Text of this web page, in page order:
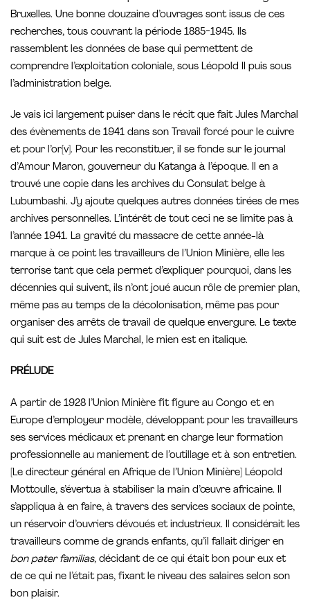
Bruxelles. Une bonne douzaine d’ouvrages sont issus de ces
recherches, tous couvrant la période 1885-1945. Ils
rassemblent les données de base qui permettent de
comprendre l’exploitation coloniale, sous Léopold II puis sous
l’administration belge.
Je vais ici largement puiser dans le récit que fait Jules Marchal
des évènements de 1941 dans son Travail forcé pour le cuivre
et pour l’or[v]. Pour les reconstituer, il se fonde sur le journal
d’Amour Maron, gouverneur du Katanga à l’époque. Il en a
trouvé une copie dans les archives du Consulat belge à
Lubumbashi. J’y ajoute quelques autres données tirées de mes
archives personnelles. L’intérêt de tout ceci ne se limite pas à
l’année 1941. La gravité du massacre de cette année-là
marque à ce point les travailleurs de l’Union Minière, elle les
terrorise tant que cela permet d’expliquer pourquoi, dans les
décennies qui suivent, ils n’ont joué aucun rôle de premier plan,
même pas au temps de la décolonisation, même pas pour
organiser des arrêts de travail de quelque envergure. Le texte
qui suit est de Jules Marchal, le mien est en italique.
PRÉLUDE
A partir de 1928 l’Union Minière fit figure au Congo et en
Europe d’employeur modèle, développant pour les travailleurs
ses services médicaux et prenant en charge leur formation
professionnelle au maniement de l’outillage et à son entretien.
[Le directeur général en Afrique de l’Union Minière] Léopold
Mottoulle, s’évertua à stabiliser la main d’œuvre africaine. Il
s’appliqua à en faire, à travers des services sociaux de pointe,
un réservoir d’ouvriers dévoués et industrieux. Il considérait les
travailleurs comme de grands enfants, qu’il fallait diriger en
bon pater familias, décidant de ce qui était bon pour eux et
de ce qui ne l’était pas, fixant le niveau des salaires selon son
bon plaisir.